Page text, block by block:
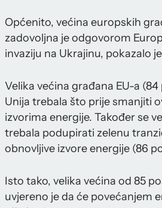
Općenito, većina europskih
zadovoljna je odgovorom
invaziju na Ukrajinu, pokazalo
Velika većina građana EU-a
Unija trebala što prije smanjiti
izvorima energije. Također se
trebala podupirati zelenu
obnovljive izvore energije (86
Isto tako, velika većina od 85
uvjereno je da će povećanjem